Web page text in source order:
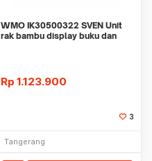
WMO IK30500322 SVEN Unit
rak bambu display buku dan
Rp 1.123.900
3
Tangerang